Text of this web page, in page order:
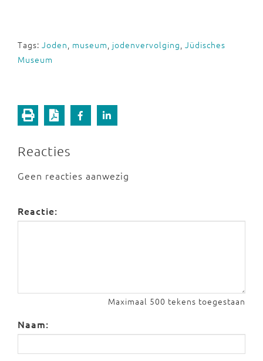
Tags: Joden, museum, jodenvervolging, Jüdisches
Museum
Reacties
Geen reacties aanwezig
Reactie:
Maximaal 500 tekens toegestaan
Naam: